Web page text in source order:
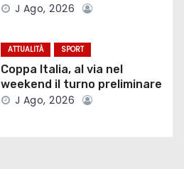
J Ago, 2026
ATTUALITÀ SPORT
Coppa Italia, al via nel
weekend il turno preliminare
J Ago, 2026